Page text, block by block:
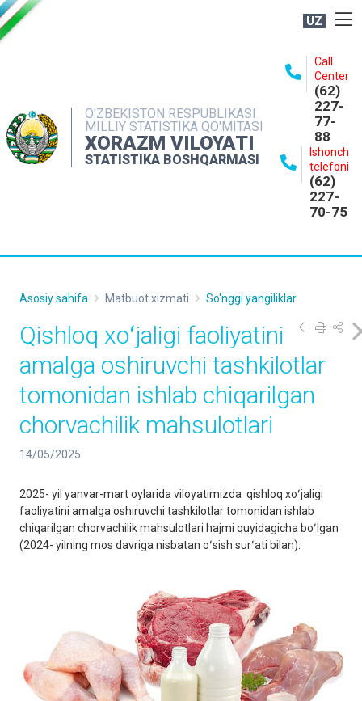
UZ
O'ZBEKISTON RESPUBLIKASI
MILLIY STATISTIKA QO'MITASI
XORAZM VILOYATI
STATISTIKA BOSHQARMASI
Call
Center
(62)
227-
77-
88
Ishonch
telefoni
(62)
227-
70-75
NASHRLAR
INTERAKTIV XIZMATLAR
MATBUOT XIZMATI
Asosiy sahifa Matbuot xizmati So'nggi yangiliklar
Qishloq xoʻjaligi faoliyatini
amalga oshiruvchi tashkilotlar
tomonidan ishlab chiqarilgan
chorvachilik mahsulotlari
14/05/2025
2025- yil yanvar-mart oylarida viloyatimizda qishloq xoʻjaligi
faoliyatini amalga oshiruvchi tashkilotlar tomonidan ishlab
chiqarilgan chorvachilik mahsulotlari hajmi quyidagicha boʻlgan
(2024- yilning mos davriga nisbatan oʻsish surʻati bilan):